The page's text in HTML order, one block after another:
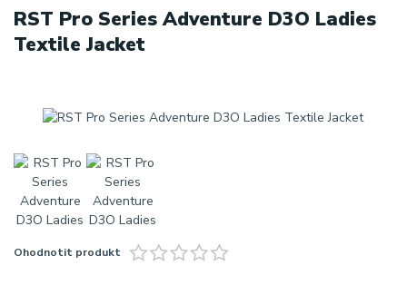
RST Pro Series Adventure D3O Ladies
Textile Jacket
Ohodnotit produkt